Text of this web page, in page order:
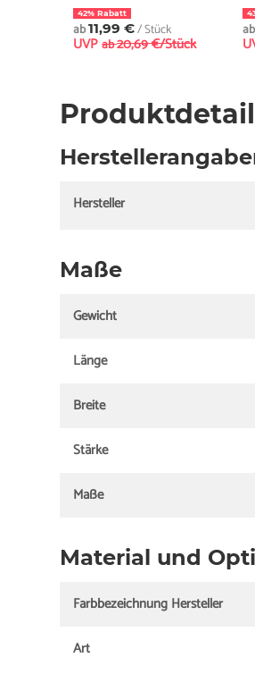
42% Rabatt
ab11,99 €/ Stück
UVP ab20,69 €/Stück
Hersteller
Maße
Gewicht
Länge
Breite
Stärke
Maße
Material und
Farbbezeichnung Hersteller
Art